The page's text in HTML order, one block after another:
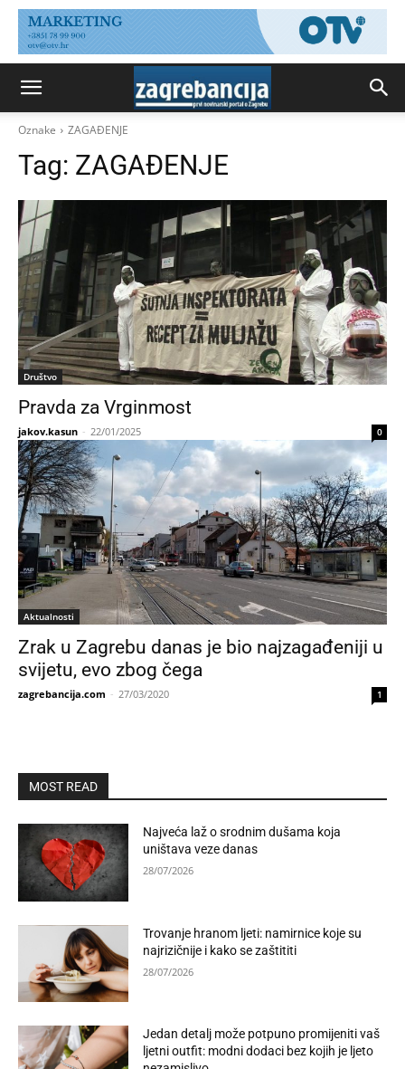
Oznake ZAGAĐENJE
Tag: ZAGAĐENJE
Društvo
Pravda za Vrginmost
jakov.kasun - 22/01/2025 0
Aktualnosti
Zrak u Zagrebu danas je bio najzagađeniji u
svijetu, evo zbog čega
zagrebancija.com - 27/03/2020 1
MOST READ
Najveća laž o srodnim dušama koja
uništava veze danas
28/07/2026
Trovanje hranom ljeti: namirnice koje su
najrizičnije i kako se zaštititi
28/07/2026
Jedan detalj može potpuno promijeniti vaš
ljetni outfit: modni dodaci bez kojih je ljeto